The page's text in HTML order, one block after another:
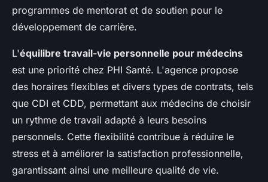
programmes de mentorat et de soutien pour le
développement de carrière.
L'équilibre travail-vie personnelle pour médecins
est une priorité chez PHI Santé. L'agence propose
des horaires flexibles et divers types de contrats, tels
que CDI et CDD, permettant aux médecins de choisir
un rythme de travail adapté à leurs besoins
personnels. Cette flexibilité contribue à réduire le
stress et à améliorer la satisfaction professionnelle,
garantissant ainsi une meilleure qualité de vie.